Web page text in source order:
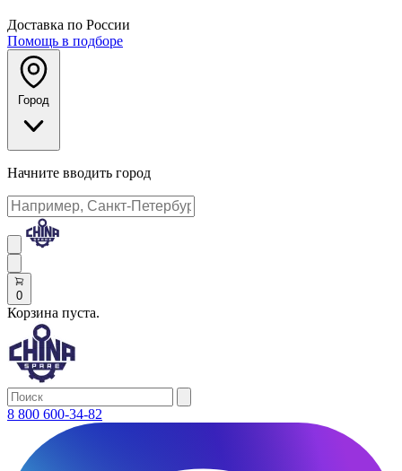
Доставка по России
Помощь в подборе
Город
Начните вводить город
0
Корзина пуста.
8 800 600-34-82